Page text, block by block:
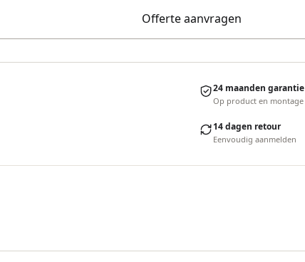
Offerte aanvragen
24 maanden garantie
Op product en montage
14 dagen retour
Eenvoudig aanmelden